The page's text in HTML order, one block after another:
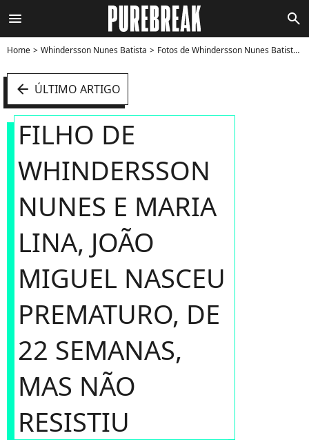
menu search
Home Whindersson Nunes Batista Fotos de Whindersson Nunes Batista
arrow_left ÚLTIMO ARTIGO
FILHO DE
WHINDERSSON
NUNES E MARIA
LINA, JOÃO
MIGUEL NASCEU
PREMATURO, DE
22 SEMANAS,
MAS NÃO
RESISTIU